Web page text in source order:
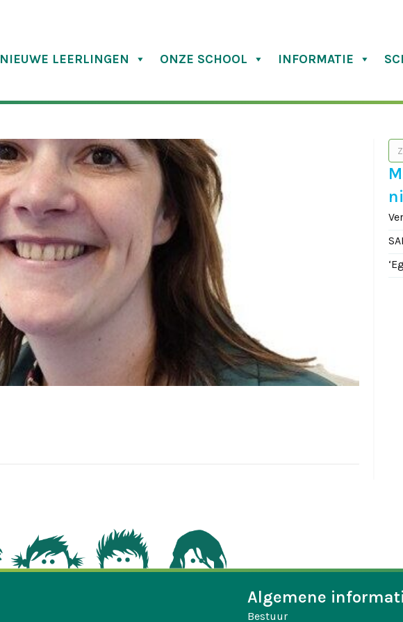
NIEUWE LEERLINGEN ONZE SCHOOL INFORMATIE
Algemene
Bestuur